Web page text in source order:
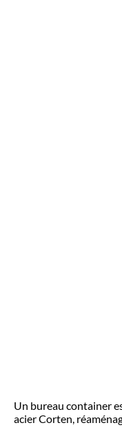
Un bureau container
acier Corten,